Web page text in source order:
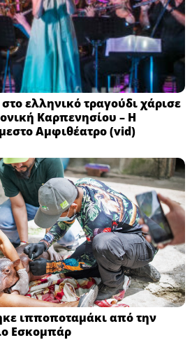
ελληνικό τραγούδι χάρισε
Καρπενησίου – Η
Αμφιθέατρο (vid)
ιπποποταμάκι από την
Εσκομπάρ